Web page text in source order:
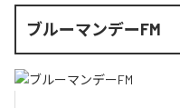
ブルーマンデーFM